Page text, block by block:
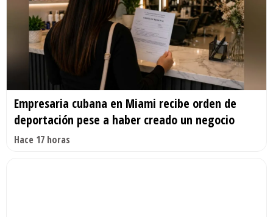
Empresaria cubana en Miami recibe orden de
deportación pese a haber creado un negocio
Hace 17 horas